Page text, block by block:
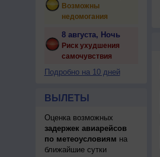
Возможны
недомогания
8 августа, Ночь
Риск ухудшения
самочувствия
Подробно на 10 дней
ВЫЛЕТЫ
Оценка возможных
задержек авиарейсов
по метеоусловиям на
ближайшие сутки